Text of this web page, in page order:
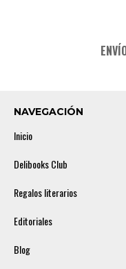
NAVEGACIÓN
Inicio
Delibooks Club
Regalos literarios
Editoriales
Blog